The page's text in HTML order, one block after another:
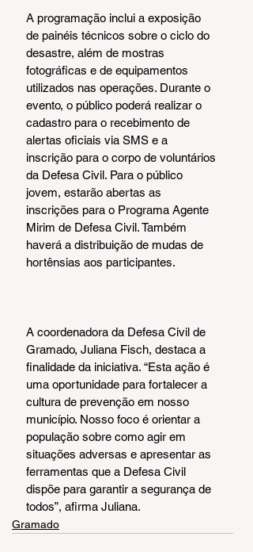
A programação inclui a exposição
de painéis técnicos sobre o ciclo do
desastre, além de mostras
fotográficas e de equipamentos
utilizados nas operações. Durante o
evento, o público poderá realizar o
cadastro para o recebimento de
alertas oficiais via SMS e a
inscrição para o corpo de voluntários
da Defesa Civil. Para o público
jovem, estarão abertas as
inscrições para o Programa Agente
Mirim de Defesa Civil. Também
haverá a distribuição de mudas de
hortênsias aos participantes.
A coordenadora da Defesa Civil de
Gramado, Juliana Fisch, destaca a
finalidade da iniciativa. “Esta ação é
uma oportunidade para fortalecer a
cultura de prevenção em nosso
município. Nosso foco é orientar a
população sobre como agir em
situações adversas e apresentar as
ferramentas que a Defesa Civil
dispõe para garantir a segurança de
todos”, afirma Juliana.
Gramado